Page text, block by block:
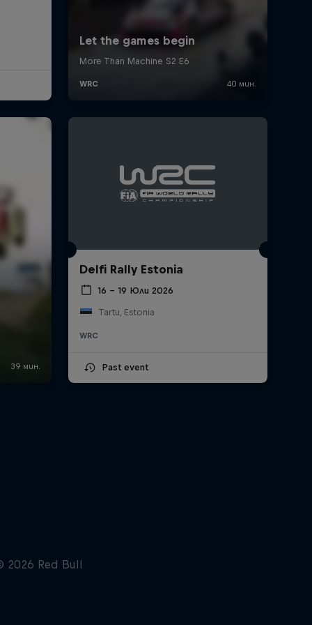
Delfi Rally Estonia
16 – 19 Юли 2026
Tartu, Estonia
WRC
Past event